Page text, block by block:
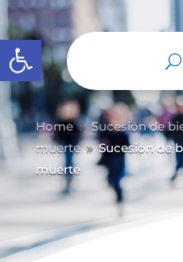
Abrir barra de herramientas
Home 9 Sucesión de
muerte 9 Sucesión de
muerte